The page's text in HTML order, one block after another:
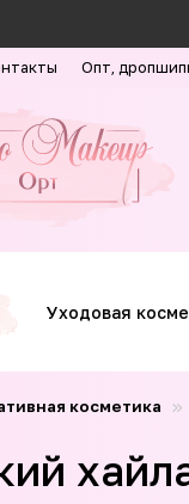
Опт,
Уходовая
косметика